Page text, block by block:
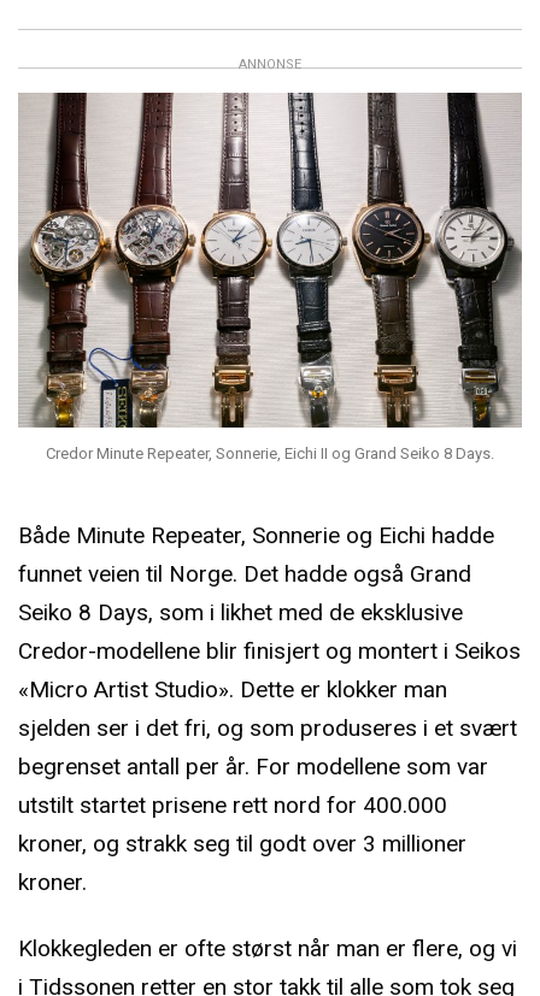
ANNONSE
Credor Minute Repeater, Sonnerie, Eichi II og Grand Seiko 8 Days.
Både Minute Repeater, Sonnerie og Eichi hadde
funnet veien til Norge. Det hadde også Grand
Seiko 8 Days, som i likhet med de eksklusive
Credor-modellene blir finisjert og montert i Seikos
«Micro Artist Studio». Dette er klokker man
sjelden ser i det fri, og som produseres i et svært
begrenset antall per år. For modellene som var
utstilt startet prisene rett nord for 400.000
kroner, og strakk seg til godt over 3 millioner
kroner.
Klokkegleden er ofte størst når man er flere, og vi
i Tidssonen retter en stor takk til alle som tok seg